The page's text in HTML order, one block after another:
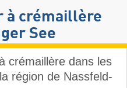
à crémaillère
See
crémaillère dans les
région de Nassfeld-